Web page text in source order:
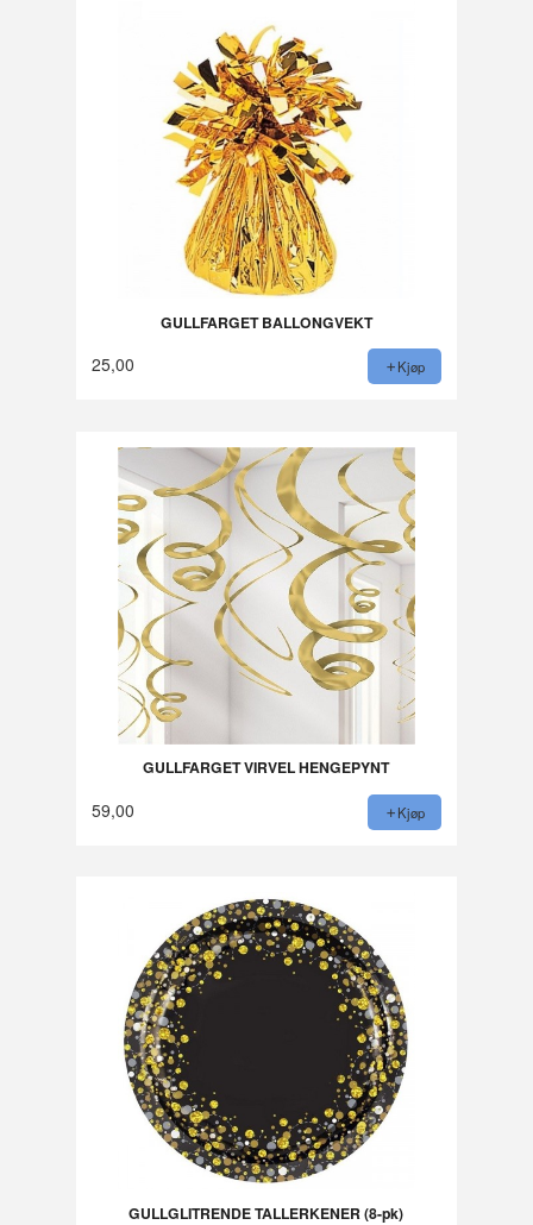
GULLFARGET BALLONGVEKT
25,00 Kjøp
GULLFARGET VIRVEL HENGEPYNT
59,00 Kjøp
GULLGLITRENDE TALLERKENER (8-pk)